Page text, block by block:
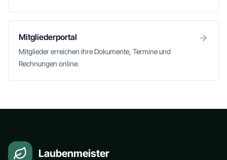
Mitgliederportal
Mitglieder erreichen ihre Dokumente, Termine und
Rechnungen online.
Laubenmeister